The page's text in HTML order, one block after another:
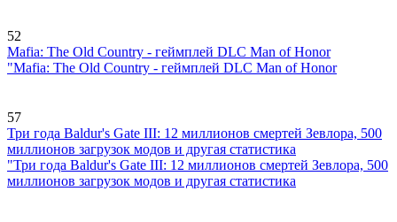
52
Mafia: The Old Country - геймплей DLC Man of Honor
"Mafia: The Old Country - геймплей DLC Man of Honor
57
Три года Baldur's Gate III: 12 миллионов смертей Зевлора, 500
миллионов загрузок модов и другая статистика
"Три года Baldur's Gate III: 12 миллионов смертей Зевлора, 500
миллионов загрузок модов и другая статистика